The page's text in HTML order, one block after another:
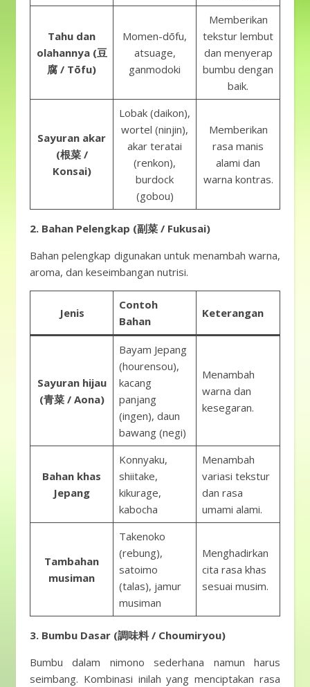
Tahu dan
olahannya (豆
腐 / Tōfu)
Momen-dōfu,
atsuage,
ganmodoki
Memberikan
tekstur lembut
dan menyerap
bumbu dengan
baik.
Sayuran akar
(根菜 /
Konsai)
Lobak (daikon),
wortel (ninjin),
akar teratai
(renkon),
burdock
(gobou)
Memberikan
rasa manis
alami dan
warna kontras.
2. Bahan Pelengkap (副菜 / Fukusai)
Bahan pelengkap digunakan untuk menambah warna,
aroma, dan keseimbangan nutrisi.
Jenis
Contoh
Bahan
Keterangan
Sayuran hijau
(青菜 / Aona)
Bayam Jepang
(hourensou),
kacang
panjang
(ingen), daun
bawang (negi)
Menambah
warna dan
kesegaran.
Bahan khas
Jepang
Konnyaku,
shiitake,
kikurage,
kabocha
Menambah
variasi tekstur
dan rasa
umami alami.
Tambahan
musiman
Takenoko
(rebung),
satoimo
(talas), jamur
musiman
Menghadirkan
cita rasa khas
sesuai musim.
3. Bumbu Dasar (調味料 / Choumiryou)
Bumbu dalam nimono sederhana namun harus
seimbang. Kombinasi inilah yang menciptakan rasa